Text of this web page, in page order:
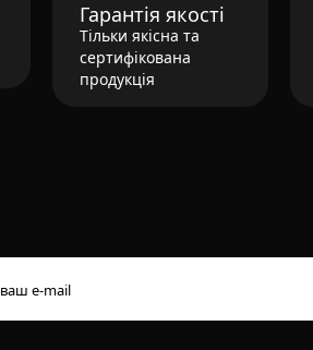
Гарантія якості
Тільки якісна та
сертифікована
продукція